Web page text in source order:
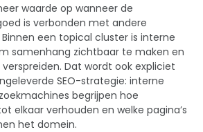
waarde op wanneer de
is verbonden met andere
Binnen een topical cluster is interne
samenhang zichtbaar te maken en
Dat wordt ook expliciet
SEO-strategie: interne
begrijpen hoe
elkaar verhouden en welke pagina’s
het domein.